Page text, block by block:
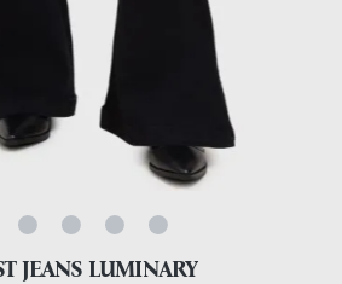
JEANS LUMINARY